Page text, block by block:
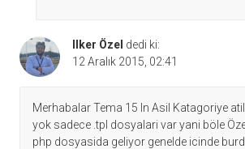
Ilker Özel dedi ki:
12 Aralık 2015, 02:41
Merhabalar Tema 15 In Asil Katagoriye
yok sadece .tpl dosyalari var yani böle
php dosyasida geliyor genelde icinde